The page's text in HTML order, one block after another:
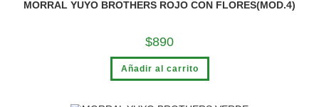
MORRAL YUYO BROTHERS ROJO CON FLORES(MOD.4)
$890
Añadir al carrito